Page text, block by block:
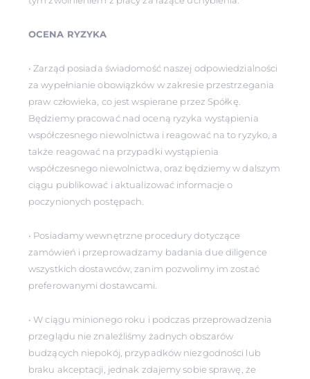
OCENA RYZYKA
• Zarząd posiada świadomość naszej odpowiedzialności
za wypełnianie obowiązków w zakresie przestrzegania
praw człowieka, co jest wspierane przez Spółkę.
Będziemy pracować nad oceną ryzyka wystąpienia
współczesnego niewolnictwa i reagować na to ryzyko, a
także reagować na przypadki wystąpienia
współczesnego niewolnictwa, oraz będziemy w dalszym
ciągu publikować i aktualizować informacje o
poczynionych postępach.
• Posiadamy wewnętrzne procedury dotyczące
zamówień i przeprowadzamy badania due diligence
wszystkich dostawców, zanim pozwolimy im zostać
preferowanymi dostawcami.
• W ciągu minionego roku i podczas przeprowadzenia
przeglądu nie znaleźliśmy żadnych obszarów
budzących niepokój, przypadków niezgodności lub
braku akceptacji, jednak zdajemy sobie sprawę, że